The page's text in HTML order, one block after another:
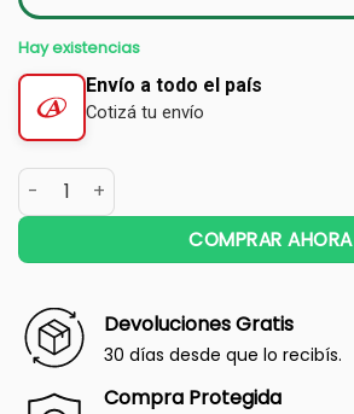
Hay existencias
Envío a todo el país
Cotizá tu envío
COMPRAR AHORA
Devoluciones Gratis
30 días desde que lo recibís.
Compra Protegida